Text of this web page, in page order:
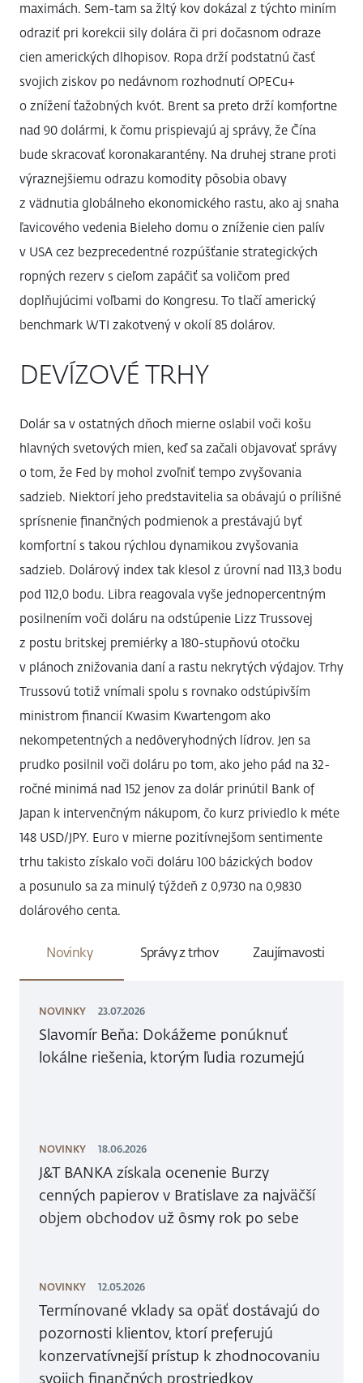
maximách. Sem-tam sa žltý kov dokázal z týchto miním
odraziť pri korekcii sily dolára či pri dočasnom odraze
cien amerických dlhopisov. Ropa drží podstatnú časť
svojich ziskov po nedávnom rozhodnutí OPECu+
o znížení ťažobných kvót. Brent sa preto drží komfortne
nad 90 dolármi, k čomu prispievajú aj správy, že Čína
bude skracovať koronakarantény. Na druhej strane proti
výraznejšiemu odrazu komodity pôsobia obavy
z vädnutia globálneho ekonomického rastu, ako aj snaha
ľavicového vedenia Bieleho domu o zníženie cien palív
v USA cez bezprecedentné rozpúšťanie strategických
ropných rezerv s cieľom zapáčiť sa voličom pred
doplňujúcimi voľbami do Kongresu. To tlačí americký
benchmark WTI zakotvený v okolí 85 dolárov.
DEVÍZOVÉ TRHY
Dolár sa v ostatných dňoch mierne oslabil voči košu
hlavných svetových mien, keď sa začali objavovať správy
o tom, že Fed by mohol zvoľniť tempo zvyšovania
sadzieb. Niektorí jeho predstavitelia sa obávajú o prílišné
sprísnenie finančných podmienok a prestávajú byť
komfortní s takou rýchlou dynamikou zvyšovania
sadzieb. Dolárový index tak klesol z úrovní nad 113,3 bodu
pod 112,0 bodu. Libra reagovala vyše jednopercentným
posilnením voči doláru na odstúpenie Lizz Trussovej
z postu britskej premiérky a 180-stupňovú otočku
v plánoch znižovania daní a rastu nekrytých výdajov. Trhy
Trussovú totiž vnímali spolu s rovnako odstúpivším
ministrom financií Kwasim Kwartengom ako
nekompetentných a nedôveryhodných lídrov. Jen sa
prudko posilnil voči doláru po tom, ako jeho pád na 32-
ročné minimá nad 152 jenov za dolár prinútil Bank of
Japan k intervenčným nákupom, čo kurz priviedlo k méte
148 USD/JPY. Euro v mierne pozitívnejšom sentimente
trhu takisto získalo voči doláru 100 bázických bodov
a posunulo sa za minulý týždeň z 0,9730 na 0,9830
dolárového centa.
Novinky Správy z trhov Zaujímavosti
NOVINKY 23.07.2026
Slavomír Beňa: Dokážeme ponúknuť
lokálne riešenia, ktorým ľudia rozumejú
NOVINKY 18.06.2026
J&T BANKA získala ocenenie Burzy
cenných papierov v Bratislave za najväčší
objem obchodov už ôsmy rok po sebe
NOVINKY 12.05.2026
Termínované vklady sa opäť dostávajú do
pozornosti klientov, ktorí preferujú
konzervatívnejší prístup k zhodnocovaniu
svojich finančných prostriedkov